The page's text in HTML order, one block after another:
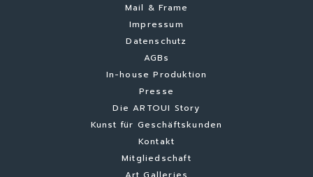
Mail & Frame
Impressum
Datenschutz
AGBs
In-house Produktion
Presse
Die ARTOUI Story
Kunst für Geschäftskunden
Kontakt
Mitgliedschaft